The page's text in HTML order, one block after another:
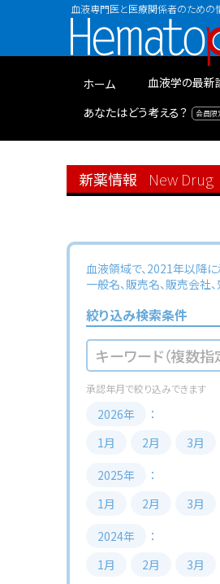
血液専門医と医療関係者のための情
ホーム 血液学の最新
あなたはどう考える？
新薬情報 New Drug
血液領域で、2021年以降
一般名、販売名、販売会社
絞り込み検索条件
2024年
1月
2月 3月
2025年
1月
2月 3月
2026年
1月
2月 3月